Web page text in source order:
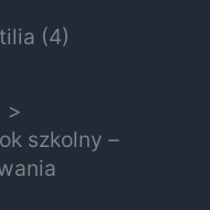
szkolny –